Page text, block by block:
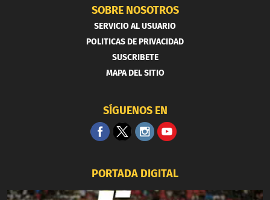
SOBRE NOSOTROS
SERVICIO AL USUARIO
POLITICAS DE PRIVACIDAD
SUSCRIBETE
MAPA DEL SITIO
SÍGUENOS EN
PORTADA DIGITAL